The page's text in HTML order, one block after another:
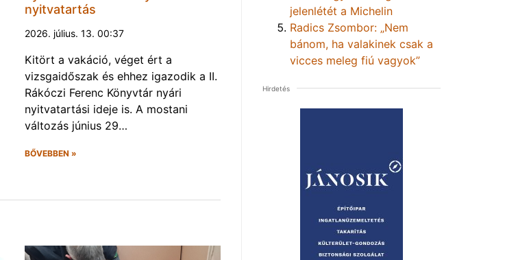
nyitvatartás
2026. július. 13. 00:37
Kitört a vakáció, véget ért a
vizsgaidőszak és ehhez igazodik a II.
Rákóczi Ferenc Könyvtár nyári
nyitvatartási ideje is. A mostani
változás június 29…
BŐVEBBEN »
jelenlétét a Michelin
Radics Zsombor: „Nem
bánom, ha valakinek csak a
vicces meleg fiú vagyok”
Hirdetés